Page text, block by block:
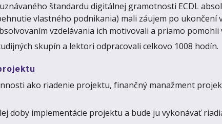
štandardu digitálnej gramotnosti ECDL
vlastného podnikania) mali záujem po ukončení
vzdelávania ich motivovali a priamo pomohli
skupín a lektori odpracovali celkovo 1008 hodín.
ako riadenie projektu, finančný manažment
doby implementácie projektu a bude ju vykonávať